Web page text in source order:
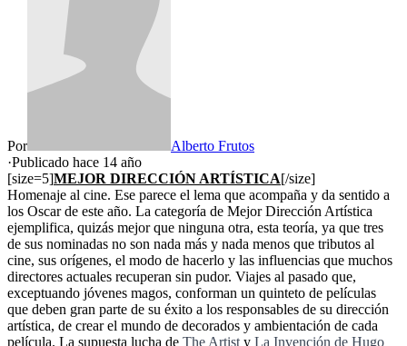
Por
Alberto Frutos
·Publicado hace 14 año
[size=5]MEJOR DIRECCIÓN ARTÍSTICA[/size]
Homenaje al cine. Ese parece el lema que acompaña y da sentido a
los Oscar de este año. La categoría de Mejor Dirección Artística
ejemplifica, quizás mejor que ninguna otra, esta teoría, ya que tres
de sus nominadas no son nada más y nada menos que tributos al
cine, sus orígenes, el modo de hacerlo y las influencias que muchos
directores actuales recuperan sin pudor. Viajes al pasado que,
exceptuando jóvenes magos, conforman un quinteto de películas
que deben gran parte de su éxito a los responsables de su dirección
artística, de crear el mundo de decorados y ambientación de cada
película. La supuesta lucha de The Artist y La Invención de Hugo